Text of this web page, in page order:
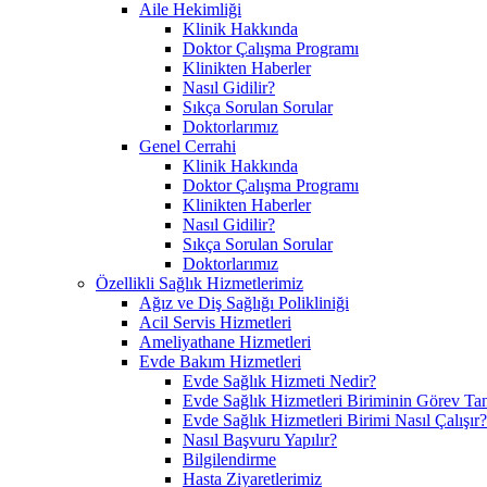
Aile Hekimliği
Klinik Hakkında
Doktor Çalışma Programı
Klinikten Haberler
Nasıl Gidilir?
Sıkça Sorulan Sorular
Doktorlarımız
Genel Cerrahi
Klinik Hakkında
Doktor Çalışma Programı
Klinikten Haberler
Nasıl Gidilir?
Sıkça Sorulan Sorular
Doktorlarımız
Özellikli Sağlık Hizmetlerimiz
Ağız ve Diş Sağlığı Polikliniği
Acil Servis Hizmetleri
Ameliyathane Hizmetleri
Evde Bakım Hizmetleri
Evde Sağlık Hizmeti Nedir?
Evde Sağlık Hizmetleri Biriminin Görev
Evde Sağlık Hizmetleri Birimi Nasıl Çalışır?
Nasıl Başvuru Yapılır?
Bilgilendirme
Hasta Ziyaretlerimiz